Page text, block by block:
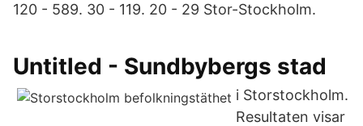
120 - 589. 30 - 119. 20 - 29 Stor-Stockholm.
Untitled - Sundbybergs stad
i Storstockholm.
Resultaten visar